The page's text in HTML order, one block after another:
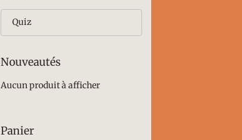
Quiz
Nouveautés
Aucun produit à afficher
Panier